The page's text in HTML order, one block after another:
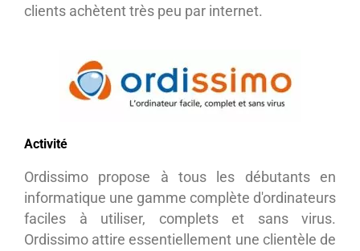
clients achètent très peu par internet.
Activité
Ordissimo propose à tous les débutants en
informatique une gamme complète d'ordinateurs
faciles à utiliser, complets et sans virus.
Ordissimo attire essentiellement une clientèle de